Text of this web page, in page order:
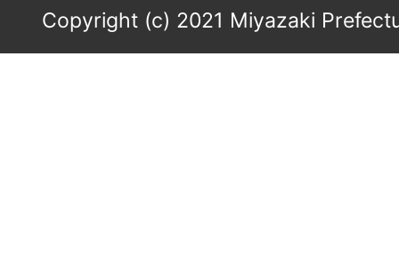
Copyright (c) 2021 Miyazaki